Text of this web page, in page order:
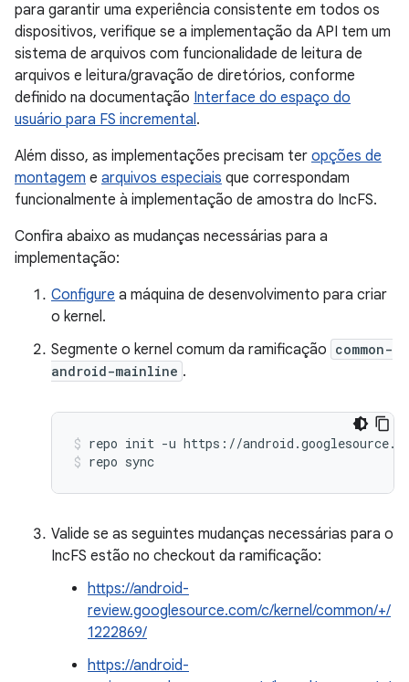
para garantir uma experiência consistente em todos os
dispositivos, verifique se a implementação da API tem um
sistema de arquivos com funcionalidade de leitura de
arquivos e leitura/gravação de diretórios, conforme
definido na documentação Interface do espaço do
usuário para FS incremental.
Além disso, as implementações precisam ter opções de
montagem e arquivos especiais que correspondam
funcionalmente à implementação de amostra do IncFS.
Confira abaixo as mudanças necessárias para a
implementação:
Configure a máquina de desenvolvimento para criar
o kernel.
Segmente o kernel comum da ramificação common-
android-mainline .
repo init -u https://
repo sync
Valide se as seguintes mudanças necessárias para o
IncFS estão no checkout da ramificação:
https://android-
review.googlesource.com/c/kernel/common/+/
1222869/
https://android-